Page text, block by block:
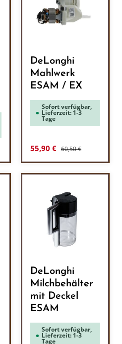
DeLonghi
Mahlwerk
ESAM / EX
Sofort verfügbar,
Lieferzeit: 1-3
Tage
Verkaufspreis:
55,90 € Regulärer Preis:
60,50 €
DeLonghi
Milchbehälter
mit Deckel
ESAM
Sofort verfügbar,
Lieferzeit: 1-3
Tage